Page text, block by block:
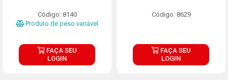
Código: 8140
Produto de peso variável
FAÇA SEU
LOGIN
Código: 8629
FAÇA SEU
LOGIN